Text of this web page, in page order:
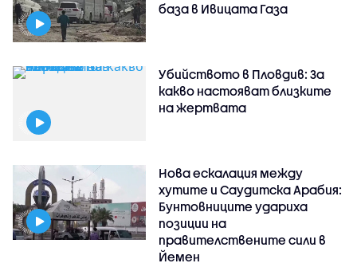
база в Ивицата Газа
Убийството в Пловдив: За
какво настояват близките
на жертвата
Нова ескалация между
хутите и Саудитска Арабия:
Бунтовниците удариха
позиции на
правителствените сили в
Йемен